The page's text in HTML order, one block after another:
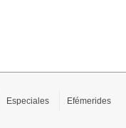
Especiales Efémerides